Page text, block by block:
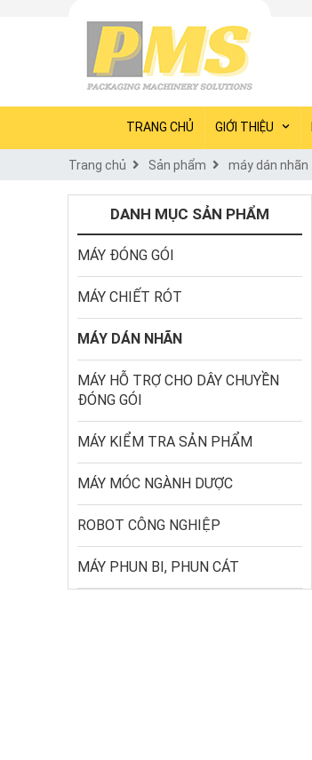
TRANG CHỦ GIỚI THIỆU
Trang chủ Sản phẩm máy dán nhãn
DANH MỤC SẢN PHẨM
MÁY ĐÓNG GÓI
MÁY CHIẾT RÓT
MÁY DÁN NHÃN
MÁY HỖ TRỢ CHO DÂY CHUYỀN
ĐÓNG GÓI
MÁY KIỂM TRA SẢN PHẨM
MÁY MÓC NGÀNH DƯỢC
ROBOT CÔNG NGHIỆP
MÁY PHUN BI, PHUN CÁT